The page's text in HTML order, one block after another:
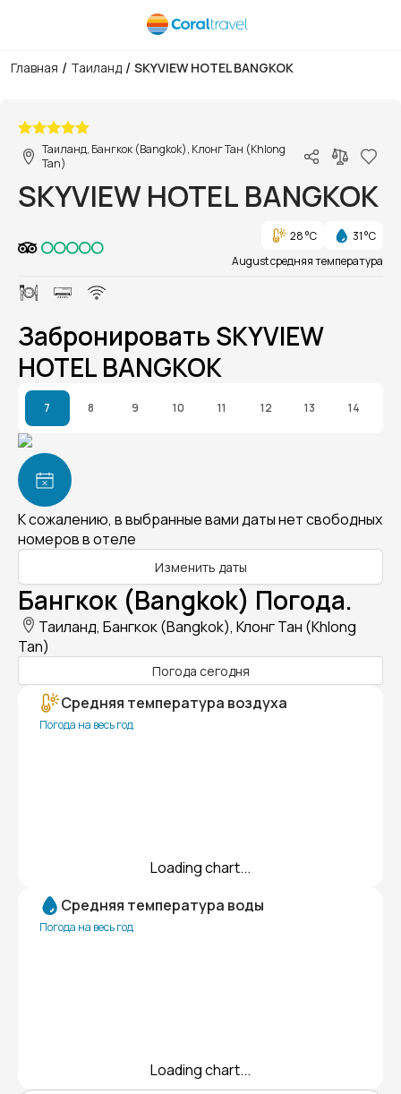
Главная / Таиланд / SKYVIEW HOTEL BANGKOK
Таиланд, Бангкок (Bangkok), Клонг Тан (Khlong
Tan)
SKYVIEW HOTEL BANGKOK
28 °C
31 °C
August средняя температура
Забронировать SKYVIEW
HOTEL BANGKOK
7 8 9 10 11 12 13 14
К сожалению, в выбранные вами даты нет свободных
номеров в отеле
Изменить даты
Бангкок (Bangkok) Погода.
Таиланд, Бангкок (Bangkok), Клонг Тан (Khlong
Tan)
Погода сегодня
Средняя температура воздуха
Погода на весь год
Loading chart...
Средняя температура воды
Погода на весь год
Loading chart...